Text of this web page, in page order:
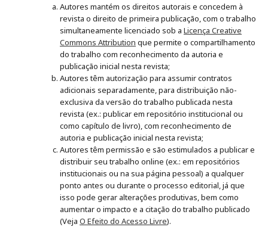
Autores mantém os direitos autorais e concedem à
revista o direito de primeira publicação, com o trabalho
simultaneamente licenciado sob a Licença Creative
Commons Attribution que permite o compartilhamento
do trabalho com reconhecimento da autoria e
publicação inicial nesta revista;
Autores têm autorização para assumir contratos
adicionais separadamente, para distribuição não-
exclusiva da versão do trabalho publicada nesta
revista (ex.: publicar em repositório institucional ou
como capítulo de livro), com reconhecimento de
autoria e publicação inicial nesta revista;
Autores têm permissão e são estimulados a publicar e
distribuir seu trabalho online (ex.: em repositórios
institucionais ou na sua página pessoal) a qualquer
ponto antes ou durante o processo editorial, já que
isso pode gerar alterações produtivas, bem como
aumentar o impacto e a citação do trabalho publicado
(Veja O Efeito do Acesso Livre).